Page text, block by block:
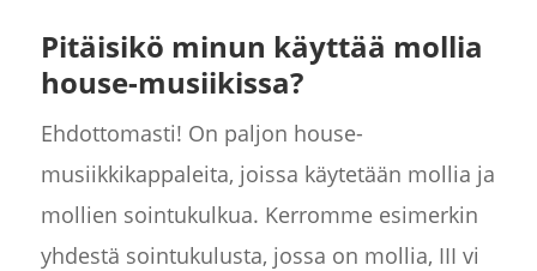
Pitäisikö minun käyttää mollia
house-musiikissa?
Ehdottomasti! On paljon house-
musiikkikappaleita, joissa käytetään mollia ja
mollien sointukulkua. Kerromme esimerkin
yhdestä sointukulusta, jossa on mollia, III vi